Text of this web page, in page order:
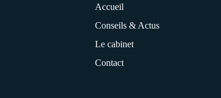
Accueil
Conseils & Actus
Le cabinet
Contact